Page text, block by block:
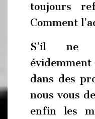
toujours
Comment
S’il ne
dans des
nous vous
enfin les